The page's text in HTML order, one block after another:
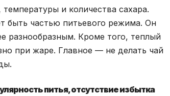
и количества сахара.
быть частью питьевого режима. Он
разнообразным. Кроме того, теплый
при жаре. Главное — не делать чай
питья, отсутствие избытка